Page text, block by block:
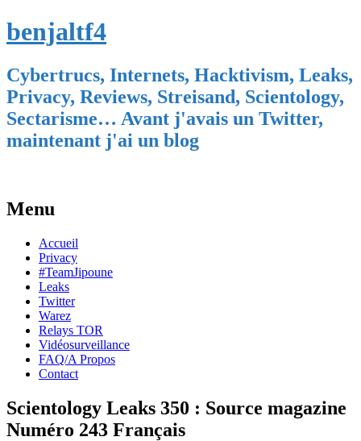
benjaltf4
Cybertrucs, Internets, Hacktivism, Leaks,
Privacy, Reviews, Streisand, Scientology,
Sectarisme… Avant j'avais un Twitter,
maintenant j'ai un blog
Menu
Skip
content
Accueil
Privacy
#TeamJipoune
Leaks
Twitter
Warez
Relays TOR
Vidéosurveillance
FAQ/A Propos
Contact
Scientology Leaks 350 : Source magazine
Numéro 243 Français